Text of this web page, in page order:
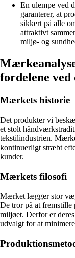
En ulempe ved
garanterer, at
sikkert på alle
attraktivt
miljø- og
fordelene
Mærkets historie
Det produkter vi
et stolt
tekstilindustrien.
kontinuerligt stræbt
kunder.
Mærkets filosofi
Mærket lægger stor
De tror på at fremstille
miljøet. Derfor er
udvalgt for at